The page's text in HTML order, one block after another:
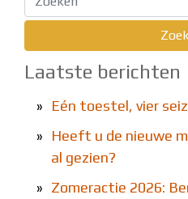
Laatste berichten
»
Eén toestel, vier
»
Heeft u de nieuwe
al gezien?
» Zomeractie 2026: